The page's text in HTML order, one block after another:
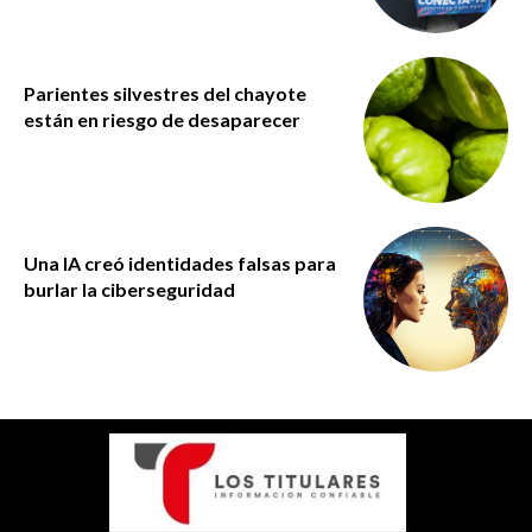
Parientes silvestres del chayote
están en riesgo de desaparecer
Una IA creó identidades falsas para
burlar la ciberseguridad